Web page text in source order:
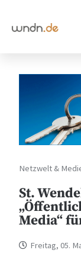
Netzwelt &
St.
Media“
Freitag, 05.